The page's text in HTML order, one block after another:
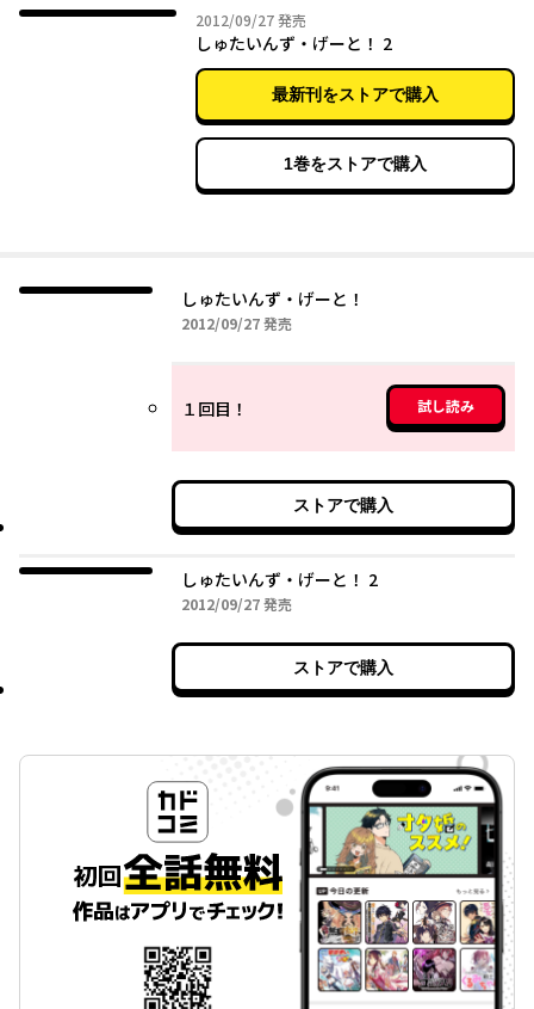
2012/09/272012年09月27日
発売
しゅたいんず・げーと！ 2
最新刊をストアで購入
1巻をストアで購入
しゅたいんず・げーと！
2012/09/272012年09月27日
発売
１回目！ 試し読み
ストアで購入
しゅたいんず・げーと！ 2
2012/09/272012年09月27日
発売
ストアで購入